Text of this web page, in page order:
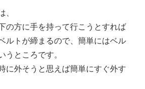
の方に手を持って行こうとすれば
ルトが締まるので、簡単にはベル
うところです。
に外そうと思えば簡単にすぐ外す